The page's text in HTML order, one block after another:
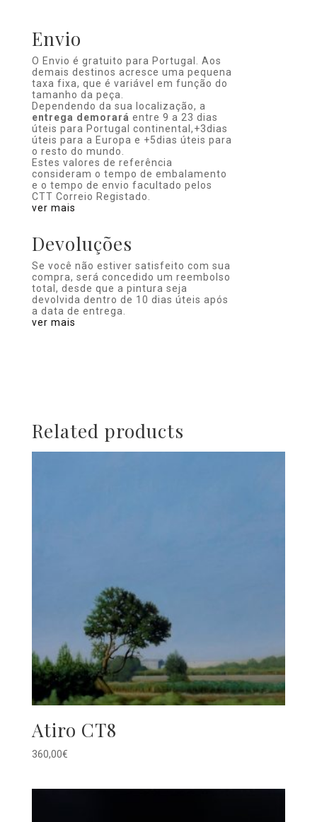
Envio
O Envio é gratuito para Portugal. Aos
demais destinos acresce uma pequena
taxa fixa, que é variável em função do
tamanho da peça.
Dependendo da sua localização, a
entrega demorará entre 9 a 23 dias
úteis para Portugal continental,+3dias
úteis para a Europa e +5dias úteis para
o resto do mundo.
Estes valores de referência
consideram o tempo de embalamento
e o tempo de envio facultado pelos
CTT Correio Registado.
ver mais
Devoluções
Se você não estiver satisfeito com sua
compra, será concedido um reembolso
total, desde que a pintura seja
devolvida dentro de 10 dias úteis após
a data de entrega.
ver mais
Related products
Atiro CT8
360,00€